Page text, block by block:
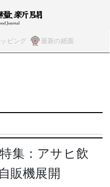
ピング 最新の紙面
集：アサヒ飲
販機展開